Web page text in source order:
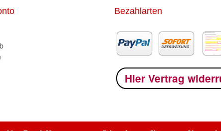
Bezahlarten
Hier Vertrag